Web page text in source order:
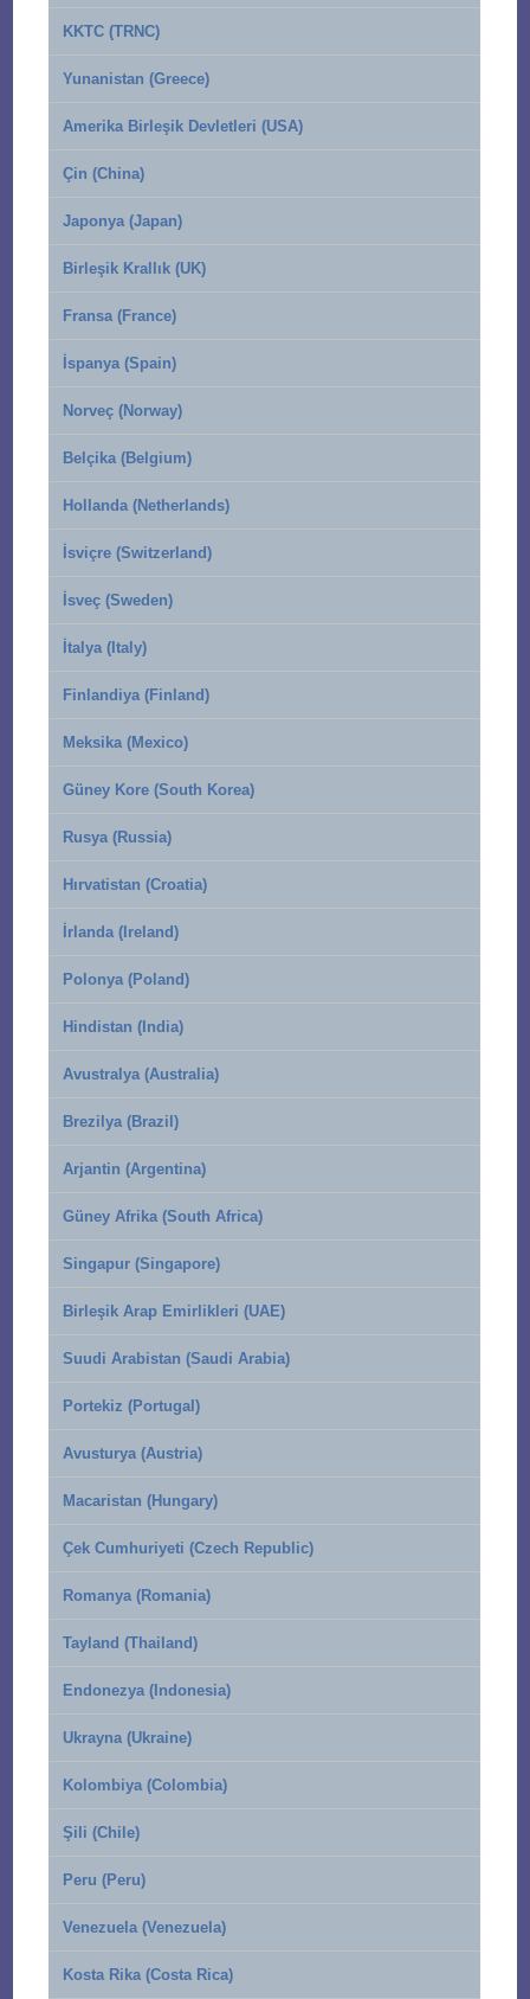
KKTC (TRNC)
Yunanistan (Greece)
Amerika Birleşik Devletleri (USA)
Çin (China)
Japonya (Japan)
Birleşik Krallık (UK)
Fransa (France)
İspanya (Spain)
Norveç (Norway)
Belçika (Belgium)
Hollanda (Netherlands)
İsviçre (Switzerland)
İsveç (Sweden)
İtalya (Italy)
Finlandiya (Finland)
Meksika (Mexico)
Güney Kore (South Korea)
Rusya (Russia)
Hırvatistan (Croatia)
İrlanda (Ireland)
Polonya (Poland)
Hindistan (India)
Avustralya (Australia)
Brezilya (Brazil)
Arjantin (Argentina)
Güney Afrika (South Africa)
Singapur (Singapore)
Birleşik Arap Emirlikleri (UAE)
Suudi Arabistan (Saudi Arabia)
Portekiz (Portugal)
Avusturya (Austria)
Macaristan (Hungary)
Çek Cumhuriyeti (Czech Republic)
Romanya (Romania)
Tayland (Thailand)
Endonezya (Indonesia)
Ukrayna (Ukraine)
Kolombiya (Colombia)
Şili (Chile)
Peru (Peru)
Venezuela (Venezuela)
Kosta Rika (Costa Rica)